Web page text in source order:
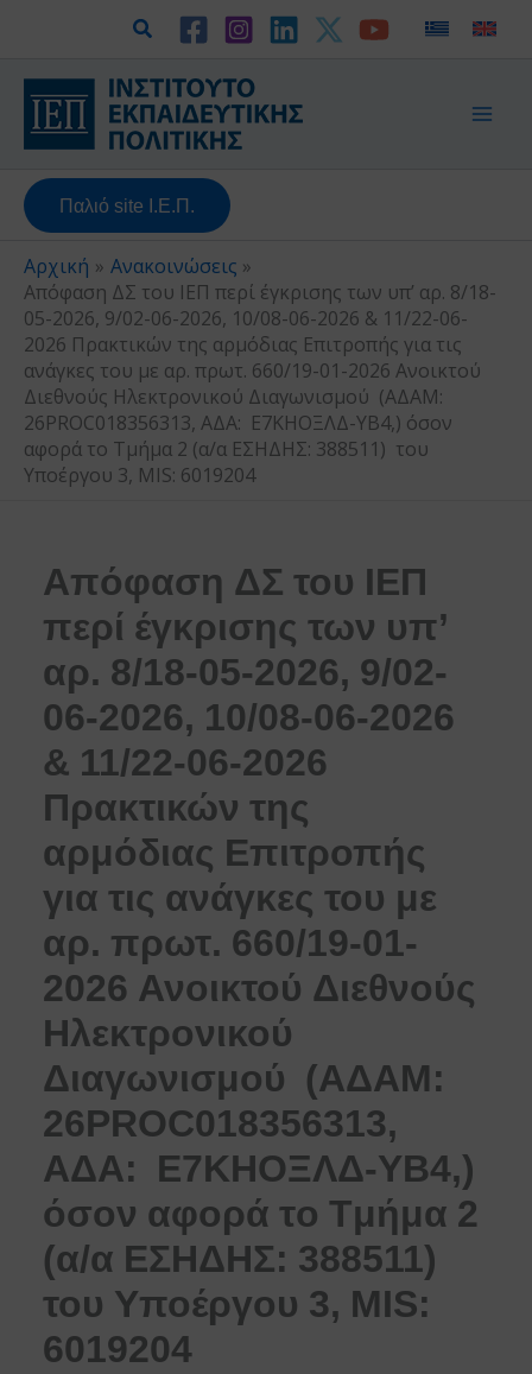
περιεχόμενο
Αναζήτηση
Παλιό site Ι.Ε.Π.
Αρχική
Ανακοινώσεις
Απόφαση ΔΣ του ΙΕΠ περί έγκρισης των υπ’ αρ. 8/18-
05-2026, 9/02-06-2026, 10/08-06-2026 & 11/22-06-
2026 Πρακτικών της αρμόδιας Επιτροπής για τις
ανάγκες του με αρ. πρωτ. 660/19-01-2026 Ανοικτού
Διεθνούς Ηλεκτρονικού Διαγωνισμού (ΑΔΑΜ:
26PROC018356313, ΑΔΑ: Ε7ΚΗΟΞΛΔ-ΥΒ4,) όσον
αφορά τo Tμήμα 2 (α/α ΕΣΗΔΗΣ: 388511) του
Υποέργου 3, MIS: 6019204
Απόφαση ΔΣ του ΙΕΠ
περί έγκρισης των υπ’
αρ. 8/18-05-2026, 9/02-
06-2026, 10/08-06-2026
& 11/22-06-2026
Πρακτικών της
αρμόδιας Επιτροπής
για τις ανάγκες του με
αρ. πρωτ. 660/19-01-
2026 Ανοικτού Διεθνούς
Ηλεκτρονικού
Διαγωνισμού (ΑΔΑΜ:
26PROC018356313,
ΑΔΑ: Ε7ΚΗΟΞΛΔ-ΥΒ4,)
όσον αφορά τo Tμήμα 2
(α/α ΕΣΗΔΗΣ: 388511)
του Υποέργου 3, MIS:
6019204